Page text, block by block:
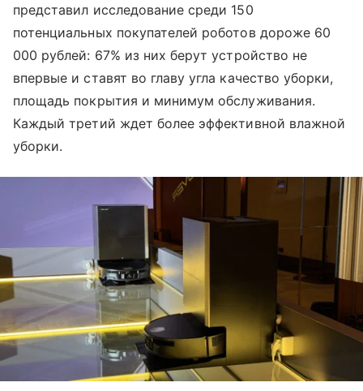
представил исследование среди 150
потенциальных покупателей роботов дороже 60
000 рублей: 67% из них берут устройство не
впервые и ставят во главу угла качество уборки,
площадь покрытия и минимум обслуживания.
Каждый третий ждет более эффективной влажной
уборки.